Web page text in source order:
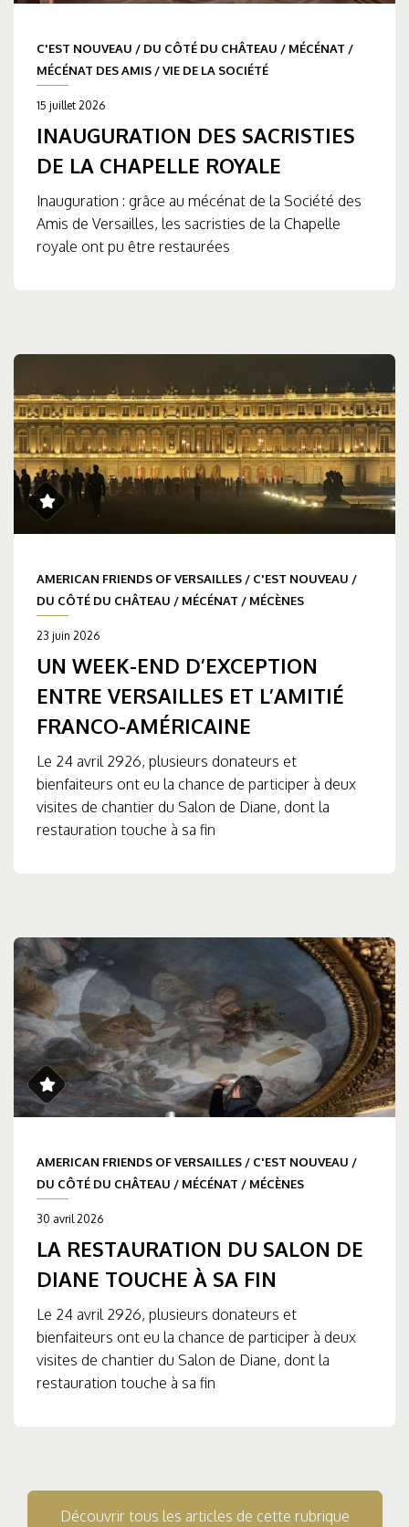
C'EST NOUVEAU / DU CÔTÉ DU CHÂTEAU / MÉCÉNAT /
MÉCÉNAT DES AMIS /VIE DE LA SOCIÉTÉ
15 juillet 2026
INAUGURATION DES SACRISTIES
DE LA CHAPELLE ROYALE
Inauguration : grâce au mécénat de la Société des
Amis de Versailles, les sacristies de la Chapelle
royale ont pu être restaurées
AMERICAN FRIENDS OF VERSAILLES / C'EST NOUVEAU /
DU CÔTÉ DU CHÂTEAU / MÉCÉNAT / MÉCÈNES
23 juin 2026
UN WEEK-END D’EXCEPTION
ENTRE VERSAILLES ET L’AMITIÉ
FRANCO-AMÉRICAINE
Le 24 avril 2926, plusieurs donateurs et
bienfaiteurs ont eu la chance de participer à deux
visites de chantier du Salon de Diane, dont la
restauration touche à sa fin
AMERICAN FRIENDS OF VERSAILLES / C'EST NOUVEAU /
DU CÔTÉ DU CHÂTEAU / MÉCÉNAT / MÉCÈNES
30 avril 2026
LA RESTAURATION DU SALON DE
DIANE TOUCHE À SA FIN
Le 24 avril 2926, plusieurs donateurs et
bienfaiteurs ont eu la chance de participer à deux
visites de chantier du Salon de Diane, dont la
restauration touche à sa fin
Découvrir tous les articles de cette rubrique